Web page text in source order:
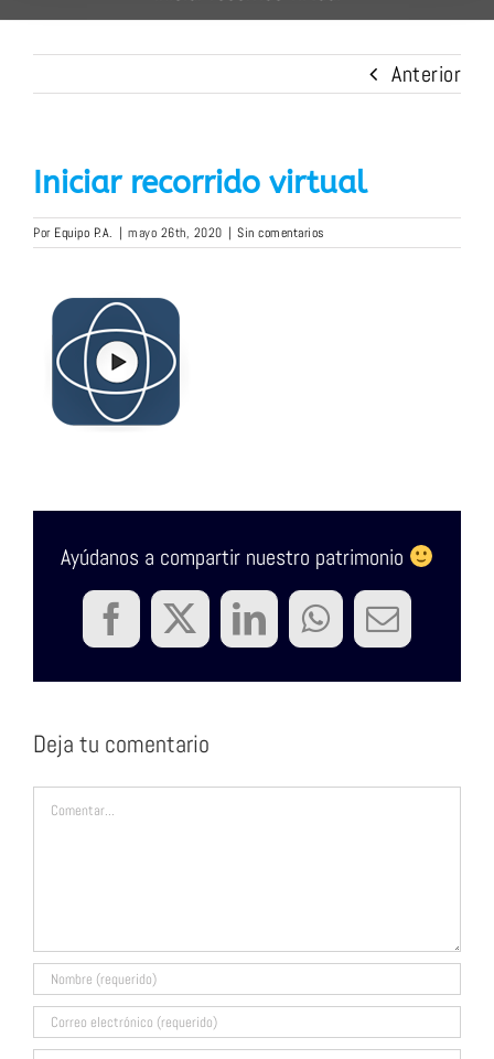
Anterior
Iniciar recorrido virtual
Por Equipo P.A. | mayo 26th, 2020 | Sin comentarios
Ayúdanos a compartir nuestro patrimonio
Facebook
TwitterLinkedInWhatsApp
Correo
Deja tu comentario
Comentar